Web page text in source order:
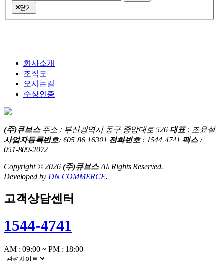
닫기
회사소개
조직도
오시는길
수상인증
(주)큐브스주소 : 부산광역시 동구 중앙대로 526 대표 : 조윤설
사업자등록번호: 605-86-16301 전화번호: 1544-4741 팩스:
051-809-2072
Copyright © 2026 (주)큐브스All Rights Reserved.
Developed by DN COMMERCE.
고객상담센터
1544-4741
AM : 09:00 ~ PM : 18:00